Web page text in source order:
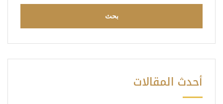
أحدث المقالات